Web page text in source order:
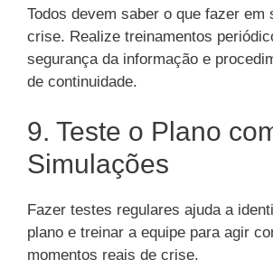
Todos devem saber o que fazer em
crise. Realize treinamentos
segurança da informação e
de continuidade.
9. Teste o Plano
Simulações
Fazer testes regulares ajuda a
plano e treinar a equipe para agir
momentos reais de crise.